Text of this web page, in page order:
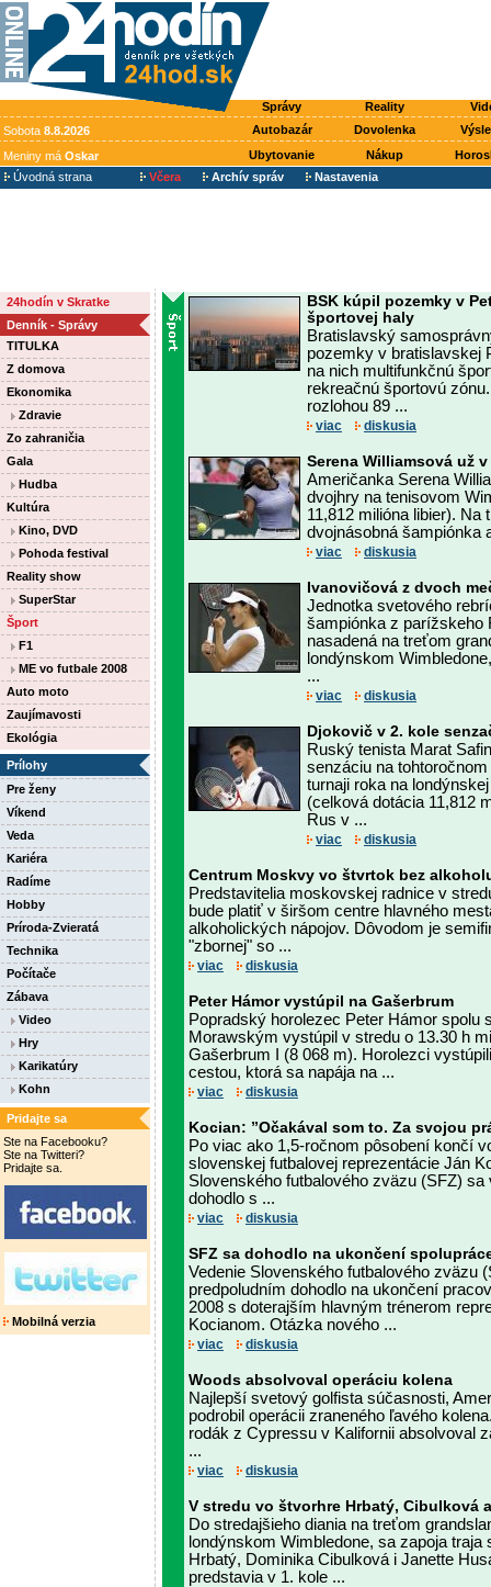
Správy Reality
Sobota 8.8.2026 Autobazár Dovolenka
Meniny má Oskar Ubytovanie Nákup
Úvodná strana
Včera Archív správ Nastavenia
24hodín v Skratke
Denník - Správy
TITULKA
Z domova
Ekonomika
Zdravie
Zo zahraničia
Gala
Hudba
Kultúra
Kino, DVD
Pohoda festival
Reality show
SuperStar
Šport
F1
ME vo futbale 2008
Auto moto
Zaujímavosti
Ekológia
Prílohy
Pre ženy
Víkend
Veda
Kariéra
Radíme
Hobby
Príroda-Zvieratá
Technika
Počítače
Zábava
Video
Hry
Karikatúry
Kohn
Pridajte sa
Ste na Facebooku?
Ste na Twitteri?
Pridajte sa.
Mobilná verzia
BSK kúpil pozemky v
športovej haly
Bratislavský
pozemky v bratislavskej
na nich multifunkčnú
rekreačnú športovú
rozlohou 89 ...
viac diskusia
Serena Williamsová už
Američanka Serena
dvojhry na tenisovom
11,812 milióna libier). Na
dvojnásobná šampiónka
viac diskusia
Ivanovičová z dvoch
Jednotka svetového
šampiónka z parížskeho
nasadená na treťom
londýnskom
...
viac diskusia
Djokovič v 2. kole
Ruský tenista Marat
senzáciu na
turnaji roka na
(celková dotácia 11,812
Rus v ...
viac diskusia
Centrum Moskvy vo štvrtok bez
Predstavitelia moskovskej radnice v
bude platiť v širšom centre hlavného
alkoholických nápojov. Dôvodom je
"zbornej" so ...
viac diskusia
Peter Hámor vystúpil na Gašerbrum
Popradský horolezec Peter Hámor spolu
Morawským vystúpil v stredu o 13.30 h
Gašerbrum I (8 068 m). Horolezci
cestou, ktorá sa napája na ...
viac diskusia
Kocian: ”Očakával som to. Za svojou
Po viac ako 1,5-ročnom pôsobení končí
slovenskej futbalovej reprezentácie Ján
Slovenského futbalového zväzu (SFZ) sa
dohodlo s ...
viac diskusia
SFZ sa dohodlo na ukončení
Vedenie Slovenského futbalového zväzu
predpoludním dohodlo na ukončení
2008 s doterajším hlavným trénerom
Kocianom. Otázka nového ...
viac diskusia
Woods absolvoval operáciu kolena
Najlepší svetový golfista súčasnosti,
podrobil operácii zraneného ľavého
rodák z Cypressu v Kalifornii absolvoval
...
viac diskusia
V stredu vo štvorhre Hrbatý, Cibulková
Do stredajšieho diania na treťom
londýnskom Wimbledone, sa zapoja
Hrbatý, Dominika Cibulková i Janette
predstavia v 1. kole ...